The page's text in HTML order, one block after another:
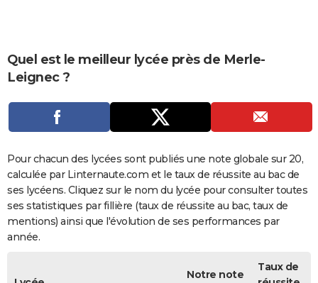
Carte de Noël
Carte Bonne année
Carte Saint-Valentin
Carte Pâques
Carte d'anniversaire
DICTIONNAIRE
Dictionnaire
Biographies
Citations
Expressions
Proverbes
PROGRAMME TV
S'inscrire
Se connecter
Lycées
Collèges
Primaires
Universités
Entreprises
Service militaire
Avis de recherche
AVIS DE DÉCÈS
FORUM
Bricolage
Lifestyle
Culture
Sport
Auto
Television
Voyage
Cinema
Quel est le meilleur lycée près de Merle-
Leignec ?
Pour chacun des lycées sont publiés une note globale sur 20,
calculée par Linternaute.com et le taux de réussite au bac de
ses lycéens. Cliquez sur le nom du lycée pour consulter toutes
ses statistiques par fillière (taux de réussite au bac, taux de
mentions) ainsi que l'évolution de ses performances par
année.
Notre note
Taux de